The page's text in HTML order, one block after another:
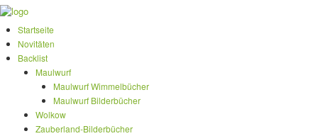
Startseite
Novitäten
Backlist
Maulwurf
Maulwurf Wimmelbücher
Maulwurf Bilderbücher
Wolkow
Zauberland-Bilderbücher